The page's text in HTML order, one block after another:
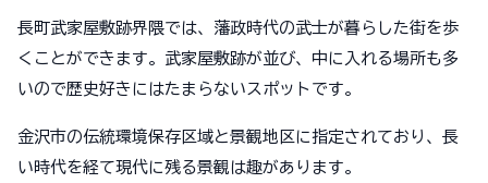
長町武家屋敷跡界隈では、藩政時代の武士が暮らした街を歩
くことができます。武家屋敷跡が並び、中に入れる場所も多
いので歴史好きにはたまらないスポットです。
金沢市の伝統環境保存区域と景観地区に指定されており、長
い時代を経て現代に残る景観は趣があります。